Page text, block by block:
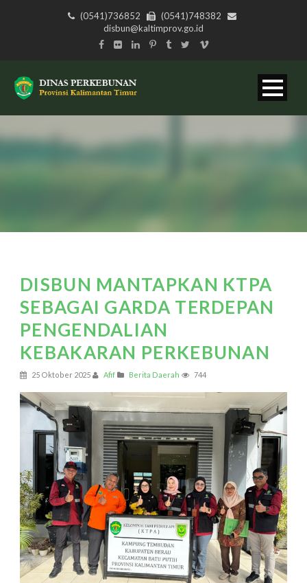
(0541)736852
(0541)748382
disbun@kaltimprov.go.id
DISBUN MANTAPKAN KTPA
SEBAGAI GARDA TERDEPAN
PENGENDALIAN
KEBAKARAN PERKEBUNAN
25 Oktober 2025 Afif Berita Daerah 744